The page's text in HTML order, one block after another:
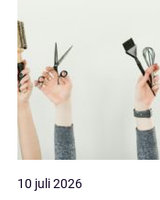
10 juli 2026